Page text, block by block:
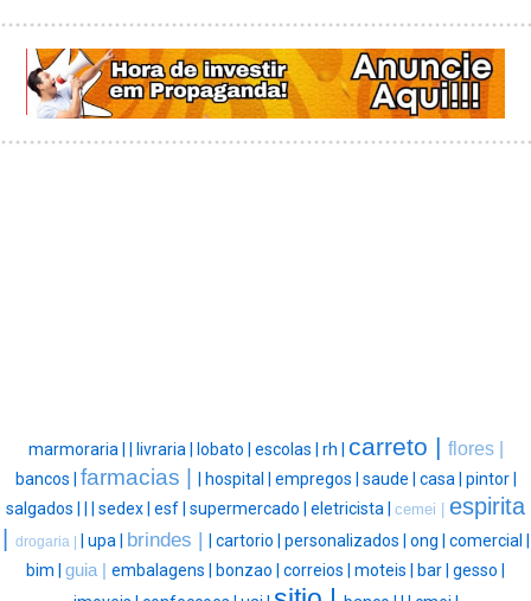
marmoraria | livraria | lobato | escolas | rh | carreto | flores |
bancos | farmacias | hospital | empregos | saude | casa | pintor |
salgados |
sedex | esf | supermercado | eletricista | cemei | espirita
drogaria | upa | brindes | cartorio | personalizados | ong | comercial |
bim | guia | embalagens | bonzao | correios | moteis | bar | gesso |